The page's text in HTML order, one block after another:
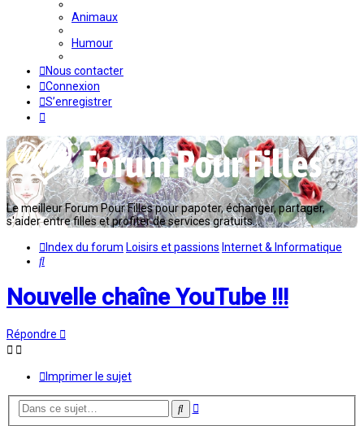
Animaux
Humour
Nous contacter
Connexion
S’enregistrer
Le meilleur Forum Pour Filles pour papoter, échanger, partager,
s'aider entre filles et profiter de services gratuits...
Index du forum Loisirs et passions Internet & Informatique
Rechercher
Nouvelle chaîne YouTube !!!
Répondre
Imprimer le sujet
Rechercher
Recherche